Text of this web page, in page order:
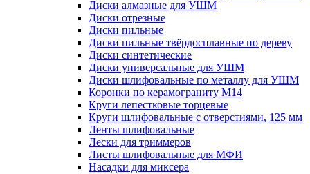
Диски алмазные для УШМ
Диски отрезные
Диски пильные
Диски пильные твёрдосплавные по дереву
Диски синтетические
Диски универсальные для УШМ
Диски шлифовальные по металлу для УШМ
Коронки по керамограниту M14
Круги лепестковые торцевые
Круги шлифовальные с отверстиями, 125 мм
Ленты шлифовальные
Лески для триммеров
Листы шлифовальные для МФИ
Насадки для миксера